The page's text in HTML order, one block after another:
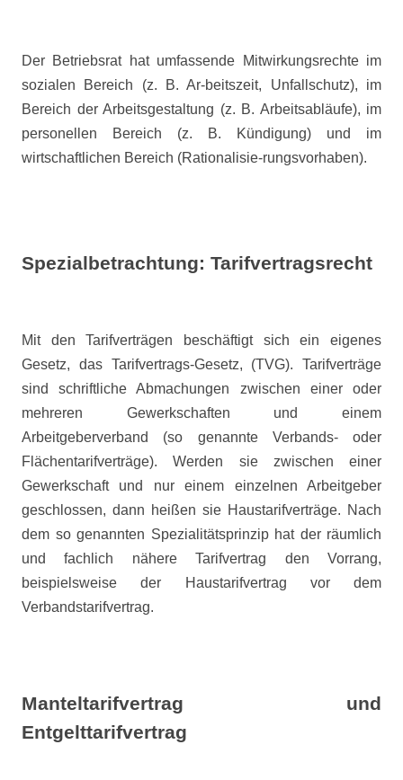
Der Betriebsrat hat umfassende Mitwirkungsrechte im
sozialen Bereich (z. B. Ar-beitszeit, Unfallschutz), im
Bereich der Arbeitsgestaltung (z. B. Arbeitsabläufe), im
personellen Bereich (z. B. Kündigung) und im
wirtschaftlichen Bereich (Rationalisie-rungsvorhaben).
Spezialbetrachtung: Tarifvertragsrecht
Mit den Tarifverträgen beschäftigt sich ein eigenes
Gesetz, das Tarifvertrags-Gesetz, (TVG). Tarifverträge
sind schriftliche Abmachungen zwischen einer oder
mehreren Gewerkschaften und einem
Arbeitgeberverband (so genannte Verbands- oder
Flächentarifverträge). Werden sie zwischen einer
Gewerkschaft und nur einem einzelnen Arbeitgeber
geschlossen, dann heißen sie Haustarifverträge. Nach
dem so genannten Spezialitätsprinzip hat der räumlich
und fachlich nähere Tarifvertrag den Vorrang,
beispielsweise der Haustarifvertrag vor dem
Verbandstarifvertrag.
Manteltarifvertrag und
Entgelttarifvertrag